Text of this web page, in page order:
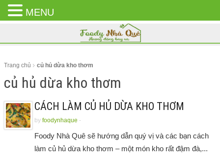
CLOSE
MENU
Trang chủ củ hủ dừa kho thơm
củ hủ dừa kho thơm
CÁCH LÀM CỦ HỦ DỪA KHO THƠM
by foodynhaque -
Foody Nhà Quê sẽ hướng dẫn quý vị và các bạn cách
làm củ hủ dừa kho thơm – một món kho rất đậm đà,...
MENU